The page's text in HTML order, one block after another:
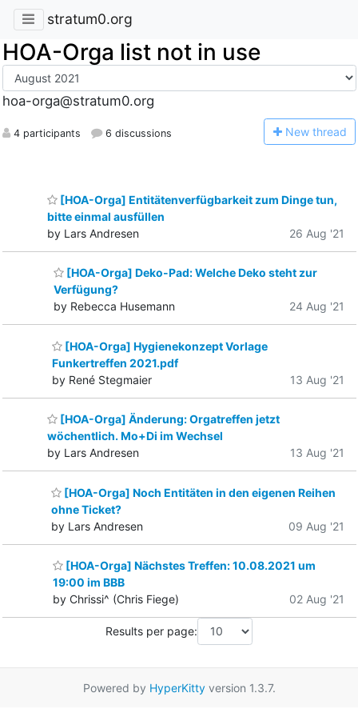
stratum0.org
HOA-Orga list not in use
hoa-orga@stratum0.org
4 participants 6 discussions New thread
[HOA-Orga] Entitätenverfügbarkeit zum Dinge tun,
bitte einmal ausfüllen
by Lars Andresen
26 Aug '21
[HOA-Orga] Deko-Pad: Welche Deko steht zur
Verfügung?
by Rebecca Husemann
24 Aug '21
[HOA-Orga] Hygienekonzept Vorlage
Funkertreffen 2021.pdf
by René Stegmaier
13 Aug '21
[HOA-Orga] Änderung: Orgatreffen jetzt
wöchentlich. Mo+Di im Wechsel
by Lars Andresen
13 Aug '21
[HOA-Orga] Noch Entitäten in den eigenen Reihen
ohne Ticket?
by Lars Andresen
09 Aug '21
[HOA-Orga] Nächstes Treffen: 10.08.2021 um
19:00 im BBB
by Chrissi^ (Chris Fiege)
02 Aug '21
Results per page:
Powered by HyperKittyversion 1.3.7.